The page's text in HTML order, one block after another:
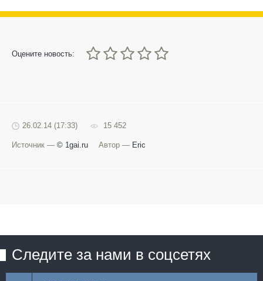
Оцените новость:
0
1 3 4 5
26.02.14 (17:33) 15 452
Источник — © 1gai.ru Автор — Eric
Следите за нами в соцсетях